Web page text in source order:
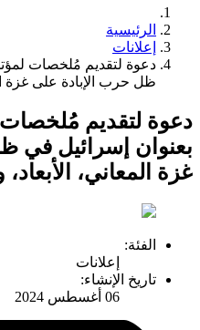
الرئيسية
إعلانات
دعوة لتقديم مُلخصات
ظل حرب الإبادة على غزة
دعوة لتقديم مُلخصات
بعنوان إسرائيل في
غزة المعاني، الأبعاد،
الفئة:
إعلانات
تاريخ الإنشاء:
06 أغسطس 2024